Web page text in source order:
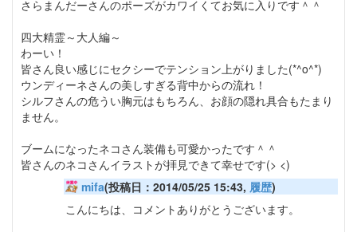
さらまんだーさんのポーズがカワイくてお気に入りです＾＾
四大精霊～大人編～
わーい！
皆さん良い感じにセクシーでテンション上がりました(*^o^*)
ウンディーネさんの美しすぎる背中からの流れ！
シルフさんの危うい胸元はもちろん、お顔の隠れ具合もたまり
ません。
ブームになったネコさん装備も可愛かったです＾＾
皆さんのネコさんイラストが拝見できて幸せです(> <)
mifa(投稿日：2014/05/25 15:43, 履歴)
こんにちは、コメントありがとうございます。